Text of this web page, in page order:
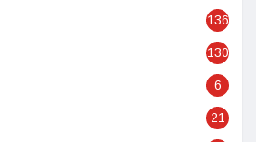
136
130
6
21